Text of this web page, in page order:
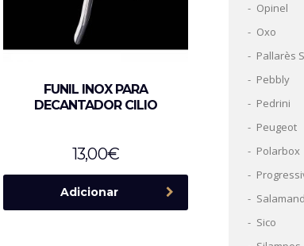
FUNIL INOX PARA
DECANTADOR CILIO
13,00€
Adicionar
Opinel
Oxo
Pallarès
Pebbly
Pedrini
Peugeot
Polarbox
Sico